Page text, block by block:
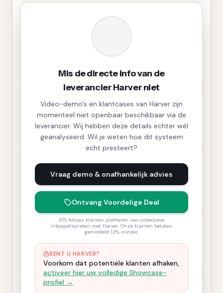
Mis de directe info van de
leverancier Harver niet
Video-demo's en klantcases van Harver zijn
momenteel niet openbaar beschikbaar via de
leverancier. Wij hebben deze details echter wél
geanalyseerd. Wil je weten hoe dit systeem
echt presteert?
Vraag demo & onafhankelijk advies
Ontvang Voordelige Deal
ATS Advies klanten profiteren van collectieve
inkoopafspraken met Harver. Onze klanten betalen
gemiddeld 12% minder.
BENT U HARVER?
Voorkom dat potentiële klanten afhaken,
activeer hier uw volledige Showcase-
profiel →